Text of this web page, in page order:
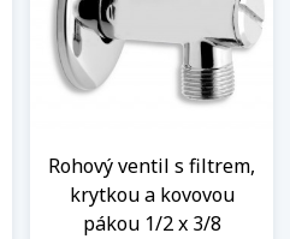
Rohový ventil s filtrem,
krytkou a kovovou
pákou 1/2 x 3/8